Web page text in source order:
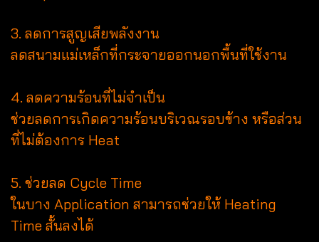
3. ลดการสูญเสียพลังงาน
ลดสนามแม่เหล็กที่กระจายออกนอกพื้นที่ใช้งาน
4. ลดความร้อนที่ไม่จำเป็น
ช่วยลดการเกิดความร้อนบริเวณรอบข้าง หรือส่วน
ที่ไม่ต้องการ Heat
5. ช่วยลด Cycle Time
ในบาง Application สามารถช่วยให้ Heating
Time สั้นลงได้